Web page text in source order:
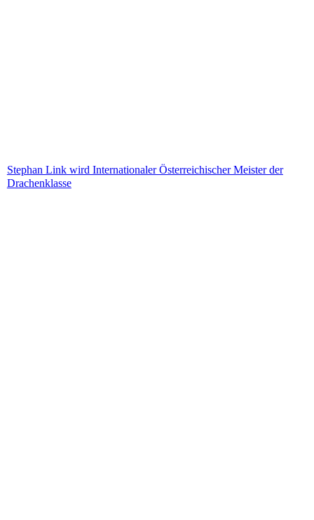
Stephan Link wird Internationaler Österreichischer Meister der
Drachenklasse